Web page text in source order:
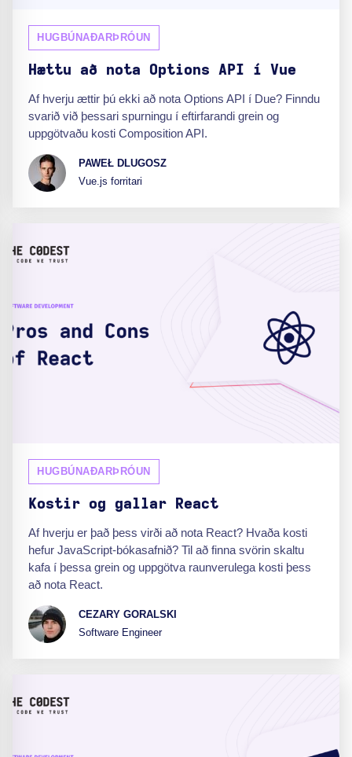
HUGBÚNAÐARÞRÓUN
Hættu að nota Options API í Vue
Af hverju ættir þú ekki að nota Options API í Due? Finndu
svarið við þessari spurningu í eftirfarandi grein og
uppgötvaðu kosti Composition API.
PAWEŁ DLUGOSZ
Vue.js forritari
HUGBÚNAÐARÞRÓUN
Kostir og gallar React
Af hverju er það þess virði að nota React? Hvaða kosti
hefur JavaScript-bókasafnið? Til að finna svörin skaltu
kafa í þessa grein og uppgötva raunverulega kosti þess
að nota React.
CEZARY GORALSKI
Software Engineer